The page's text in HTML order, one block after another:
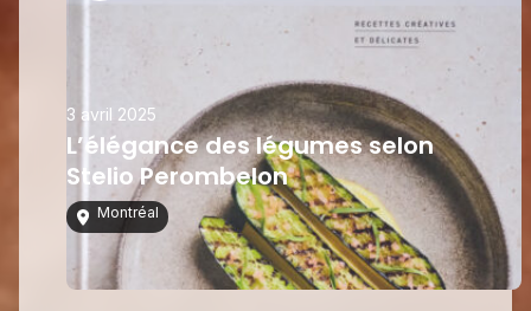
3 avril 2025
L’élégance des légumes selon
Stelio Perombelon
Montréal